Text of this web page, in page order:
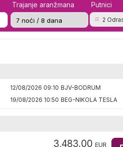
Trajanje aranžmana Putnici
2
12/08/2026 09:10 BJV-BODRUM
19/08/2026 10:50 BEG-NIKOLA TESLA
3,483.00 EUR